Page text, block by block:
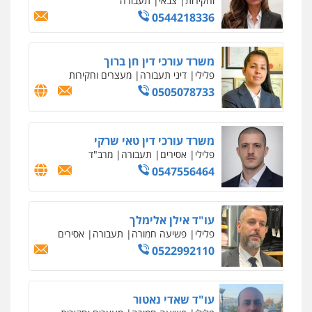
0544218336
משרד עורכי דין חן ברוך
פלילי דיני תעבורה מעצרים וחקירות
0505078733
משרד עורכי דין טאי שרקי
פלילי אסירים תעבורה מרב"ד
0547556464
עו"ד אילן אלימלך
פלילי פשיעה חמורה תעבורה אסירים
0522992110
עו"ד שאדי נאטור